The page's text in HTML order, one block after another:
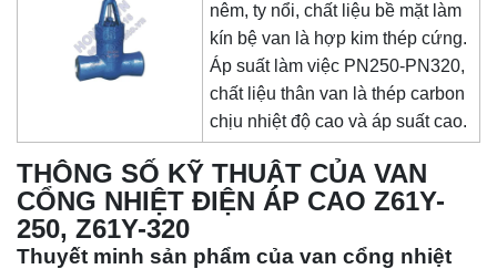
nêm, ty nổi, chất liệu bề mặt làm
kín bệ van là hợp kim thép cứng.
Áp suất làm việc PN250-PN320,
chất liệu thân van là thép carbon
chịu nhiệt độ cao và áp suất cao.
THÔNG SỐ KỸ THUẬT CỦA VAN
CỔNG NHIỆT ĐIỆN ÁP CAO Z61Y-
250, Z61Y-320
Thuyết minh sản phẩm của van cổng nhiệt